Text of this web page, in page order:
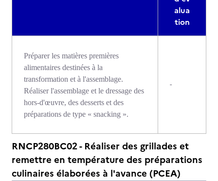
alua
tion
Préparer les matières premières
alimentaires destinées à la
transformation et à l'assemblage.
Réaliser l'assemblage et le dressage des
hors-d'œuvre, des desserts et des
préparations de type « snacking ».
-
RNCP280BC02 - Réaliser des grillades et
remettre en température des préparations
culinaires élaborées à l'avance (PCEA)